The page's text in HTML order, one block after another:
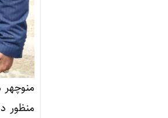
منظور